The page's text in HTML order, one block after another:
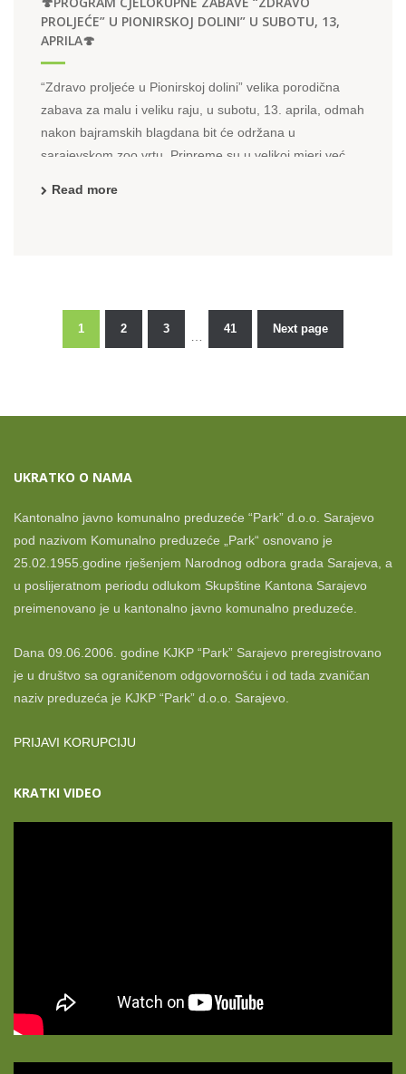
PROLJEĆE” U PIONIRSKOJ DOLINI” U SUBOTU, 13,
APRILA🍄
“Zdravo proljeće u Pionirskoj dolini” velika porodična
zabava za malu i veliku raju, u subotu, 13. aprila, odmah
nakon bajramskih blagdana bit će održana u
sarajevskom zoo vrtu. Pripreme su u velikoj mjeri već
Read more
Posts
1 2 3 41 Next page
UKRATKO O NAMA
Kantonalno javno komunalno preduzeće “Park” d.o.o. Sarajevo
pod nazivom Komunalno preduzeće „Park“ osnovano je
25.02.1955.godine rješenjem Narodnog odbora grada Sarajeva, a
u poslijeratnom periodu odlukom Skupštine Kantona Sarajevo
preimenovano je u kantonalno javno komunalno preduzeće.
Dana 09.06.2006. godine KJKP “Park” Sarajevo preregistrovano
je u društvo sa ograničenom odgovornošću i od tada zvaničan
naziv preduzeća je KJKP “Park” d.o.o. Sarajevo.
PRIJAVI KORUPCIJU
KRATKI VIDEO